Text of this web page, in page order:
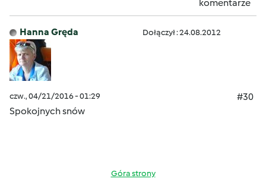
komentarze
Hanna Gręda Dołączył : 24.08.2012
czw., 04/21/2016 - 01:29
#30
Spokojnych snów
Góra strony